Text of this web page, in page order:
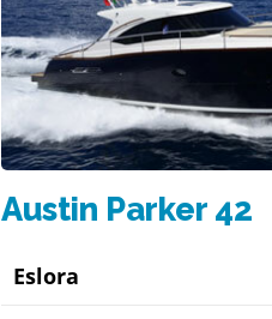
Austin Parker 42
Eslora